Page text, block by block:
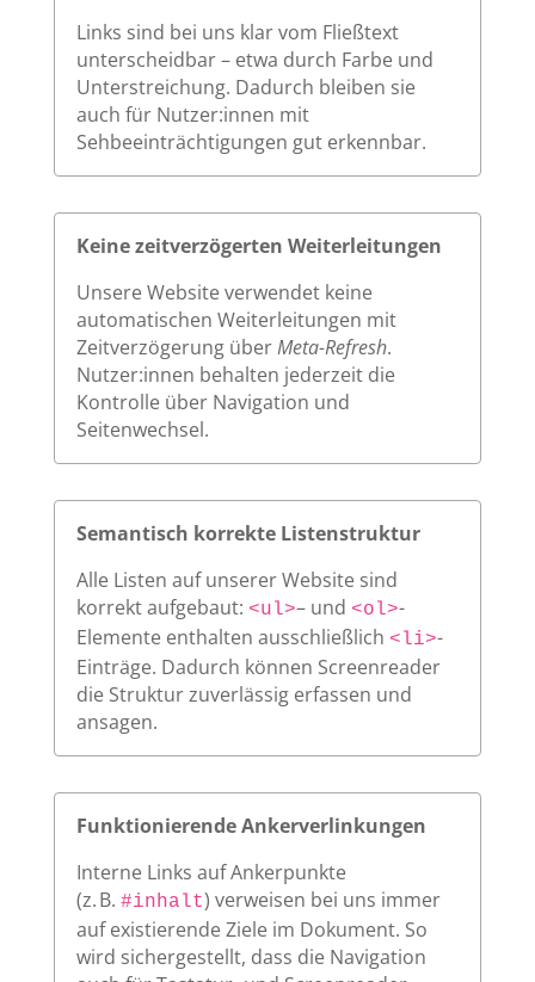
Links sind bei uns klar vom Fließtext
unterscheidbar – etwa durch Farbe und
Unterstreichung. Dadurch bleiben sie
auch für Nutzer:innen mit
Sehbeeinträchtigungen gut erkennbar.
Keine zeitverzögerten Weiterleitungen
Unsere Website verwendet keine
automatischen Weiterleitungen mit
Zeitverzögerung überMeta-Refresh.
Nutzer:innen behalten jederzeit die
Kontrolle über Navigation und
Seitenwechsel.
Semantisch korrekte Listenstruktur
Alle Listen auf unserer Website sind
korrekt aufgebaut: <ul>– und <ol>-
Elemente enthalten ausschließlich <li>-
Einträge. Dadurch können Screenreader
die Struktur zuverlässig erfassen und
ansagen.
Funktionierende Ankerverlinkungen
Interne Links auf Ankerpunkte
(z. B. #inhalt) verweisen bei uns immer
auf existierende Ziele im Dokument. So
wird sichergestellt, dass die Navigation